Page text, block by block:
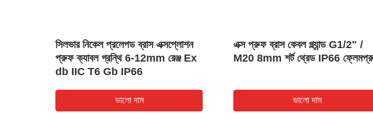
সিলভার নিকেল প্রলেপড ব্রাস এক্সপ্লোশন
প্রুফ ক্যাবল গ্রন্থি 6-12mm রেঞ্জ Ex
db IIC T6 Gb IP66
ভালো দাম
এক্স প্রুফ ব্রাস কেবল গ্ল্যান্ড G1/2" /
M20 8mm শর্ট থ্রেড IP66
ভালো দাম